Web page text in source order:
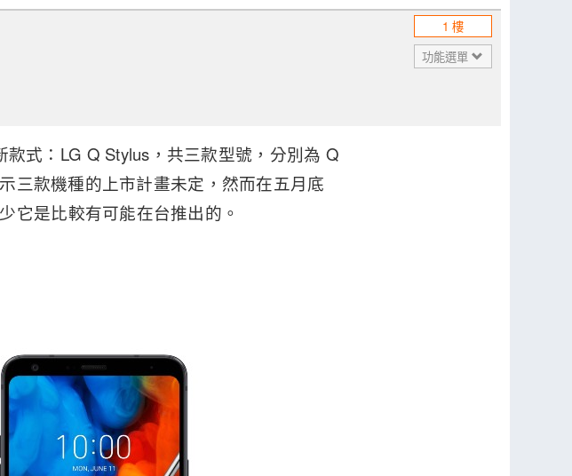
1 樓
功能選單
式：LG Q Stylus，共三款型號，分別為 Q
三款機種的上市計畫未定，然而在五月底
它是比較有可能在台推出的。